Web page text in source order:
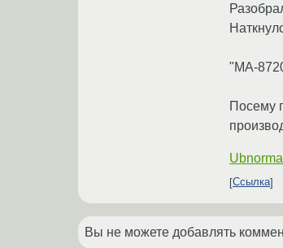
"MA-
Посему
Ubnormal
Ссылка
Вы не можете добавлять